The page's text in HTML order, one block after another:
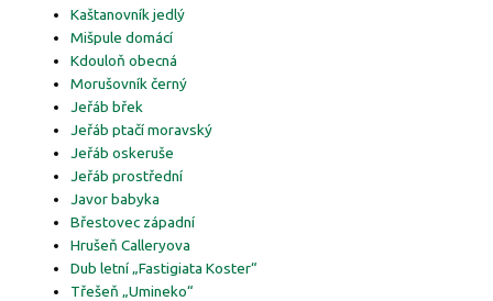
Kaštanovník jedlý
Mišpule domácí
Kdouloň obecná
Morušovník černý
Jeřáb břek
Jeřáb ptačí moravský
Jeřáb oskeruše
Jeřáb prostřední
Javor babyka
Břestovec západní
Hrušeň Calleryova
Dub letní „Fastigiata Koster“
Třešeň „Umineko“